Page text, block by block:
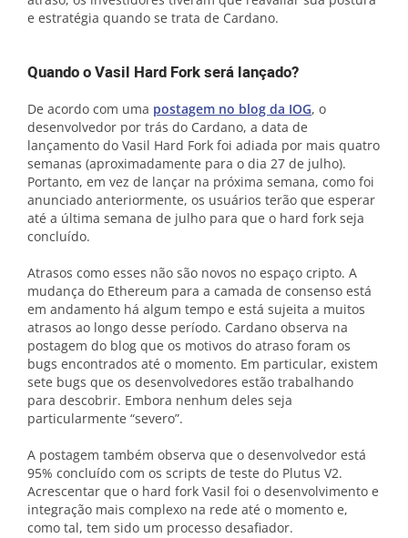
e estratégia quando se trata de Cardano.
Quando o Vasil Hard Fork será lançado?
De acordo com uma postagem no blog da IOG, o
desenvolvedor por trás do Cardano, a data de
lançamento do Vasil Hard Fork foi adiada por mais quatro
semanas (aproximadamente para o dia 27 de julho).
Portanto, em vez de lançar na próxima semana, como foi
anunciado anteriormente, os usuários terão que esperar
até a última semana de julho para que o hard fork seja
concluído.
Atrasos como esses não são novos no espaço cripto. A
mudança do Ethereum para a camada de consenso está
em andamento há algum tempo e está sujeita a muitos
atrasos ao longo desse período. Cardano observa na
postagem do blog que os motivos do atraso foram os
bugs encontrados até o momento. Em particular, existem
sete bugs que os desenvolvedores estão trabalhando
para descobrir. Embora nenhum deles seja
particularmente “severo”.
A postagem também observa que o desenvolvedor está
95% concluído com os scripts de teste do Plutus V2.
Acrescentar que o hard fork Vasil foi o desenvolvimento e
integração mais complexo na rede até o momento e,
como tal, tem sido um processo desafiador.